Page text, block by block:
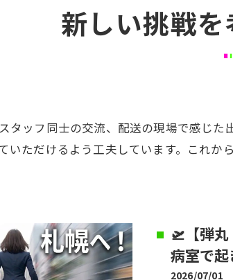
新しい挑戦
タッフ同士の交流、配送の現場で感じた
いただけるよう工夫しています。これ
🛫【弾
病室で起
2026/07/01